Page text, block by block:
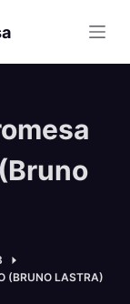
(BRUNO LASTRA)